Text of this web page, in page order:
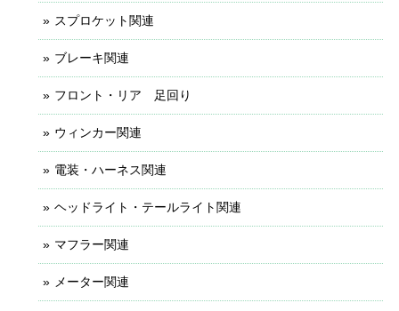
スプロケット関連
ブレーキ関連
フロント・リア 足回り
ウィンカー関連
電装・ハーネス関連
ヘッドライト・テールライト関連
マフラー関連
メーター関連